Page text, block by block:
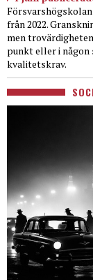
från 2022.
men
punkt eller i
kvalitetskrav.